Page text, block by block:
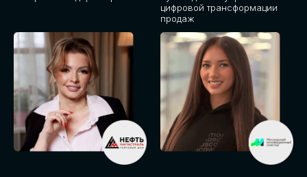
цифровой трансформации
продаж
СТАНЬТЕ
ЭКСПОНЕНТОМ
IT Solutions for Business